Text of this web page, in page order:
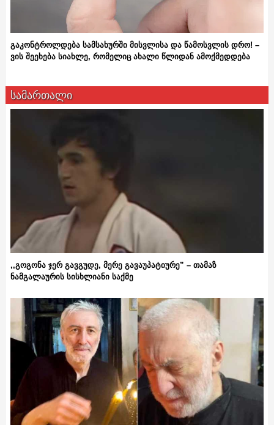
გაკონტროლდება სამსახურში მისვლისა და წამოსვლის დრო! –
ვის შეეხება სიახლე, რომელიც ახალი წლიდან ამოქმედდება
სამართალი
,,გოგონა ჯერ გავგუდე, მერე გავაუპატიურე” – თამაზ
ნამგალაურის სისხლიანი საქმე